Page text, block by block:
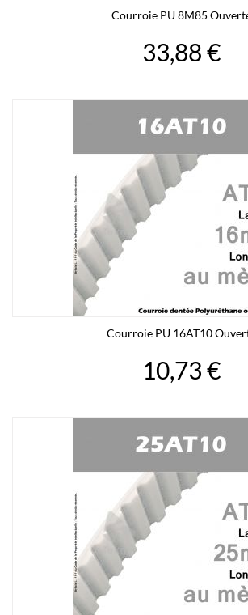
Courroie PU 8M85
33,88 €
Courroie PU 16AT10
10,73 €